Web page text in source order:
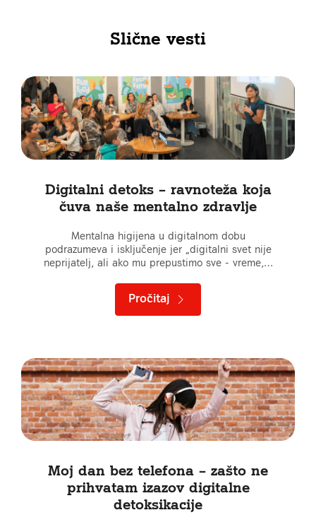
Slične vesti
Digitalni detoks – ravnoteža koja
čuva naše mentalno zdravlje
Mentalna higijena u digitalnom dobu
podrazumeva i isključenje jer „digitalni svet nije
neprijatelj, ali ako mu prepustimo sve - vreme,…
Pročitaj
Moj dan bez telefona – zašto ne
prihvatam izazov digitalne
detoksikacije